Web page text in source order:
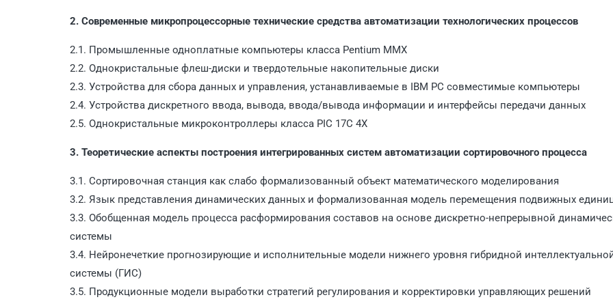
2. Современные микропроцессорные технические средства автоматизации технологических процессов
2.1. Промышленные одноплатные компьютеры класса Pentium MMX
2.2. Однокристальные флеш-диски и твердотельные накопительные диски
2.3. Устройства для сбора данных и управления, устанавливаемые в IBM PC совместимые компьютеры
2.4. Устройства дискретного ввода, вывода, ввода/вывода информации и интерфейсы передачи данных
2.5. Однокристальные микроконтроллеры класса PIC 17C 4X
3. Теоретические аспекты построения интегрированных систем автоматизации сортировочного процесса
3.1. Сортировочная станция как слабо формализованный объект математического моделирования
3.2. Язык представления динамических данных и формализованная модель перемещения подвижных
3.3. Обобщенная модель процесса расформирования составов на основе дискретно-непрерывной
системы
3.4. Нейронечеткие прогнозирующие и исполнительные модели нижнего уровня гибридной
системы (ГИС)
3.5. Продукционные модели выработки стратегий регулирования и корректировки управляющих решений